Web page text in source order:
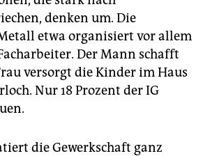
denken um. Die
etwa organisiert vor allem
Der Mann schafft
versorgt die Kinder im Haus
Nur 18 Prozent der IG
die Gewerkschaft ganz